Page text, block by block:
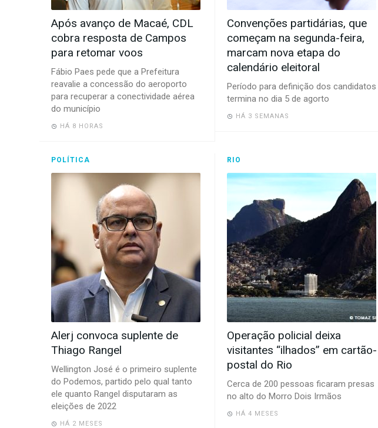
Após avanço de Macaé, CDL
cobra resposta de Campos
para retomar voos
Fábio Paes pede que a Prefeitura
reavalie a concessão do aeroporto
para recuperar a conectividade aérea
do município
HÁ 8 HORAS
Convenções partidárias, que
começam na segunda-feira,
marcam nova etapa do
calendário eleitoral
Período para definição dos candidatos
termina no dia 5 de agorto
HÁ 3 SEMANAS
POLÍTICA
Alerj convoca suplente de
Thiago Rangel
Wellington José é o primeiro suplente
do Podemos, partido pelo qual tanto
ele quanto Rangel disputaram as
eleições de 2022
HÁ 2 MESES
RIO
Operação policial deixa
visitantes “ilhados” em cartão-
postal do Rio
Cerca de 200 pessoas ficaram presas
no alto do Morro Dois Irmãos
HÁ 4 MESES